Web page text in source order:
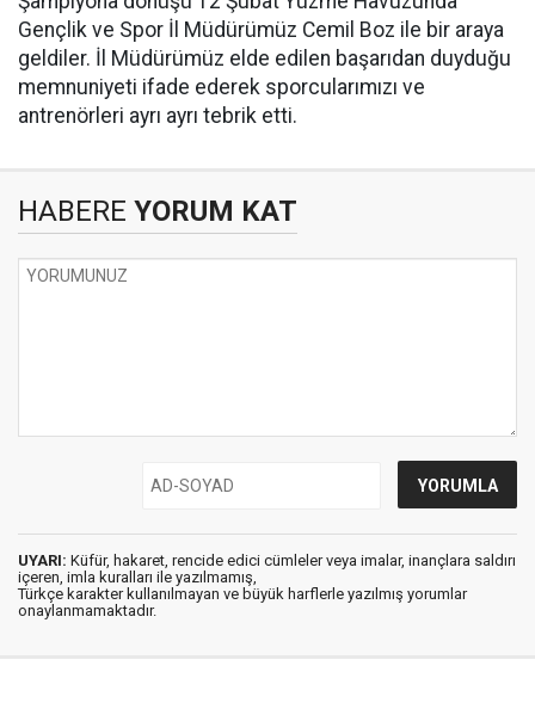
Gençlik ve Spor İl Müdürümüz Cemil Boz ile bir araya
geldiler. İl Müdürümüz elde edilen başarıdan duyduğu
memnuniyeti ifade ederek sporcularımızı ve
antrenörleri ayrı ayrı tebrik etti.
HABERE YORUM KAT
UYARI: Küfür, hakaret, rencide edici cümleler veya imalar, inançlara saldırı
içeren, imla kuralları ile yazılmamış,
Türkçe karakter kullanılmayan ve büyük harflerle yazılmış yorumlar
onaylanmamaktadır.